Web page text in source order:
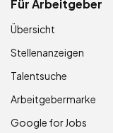
Für Arbeitgeber
Übersicht
Stellenanzeigen
Talentsuche
Arbeitgebermarke
Google for Jobs